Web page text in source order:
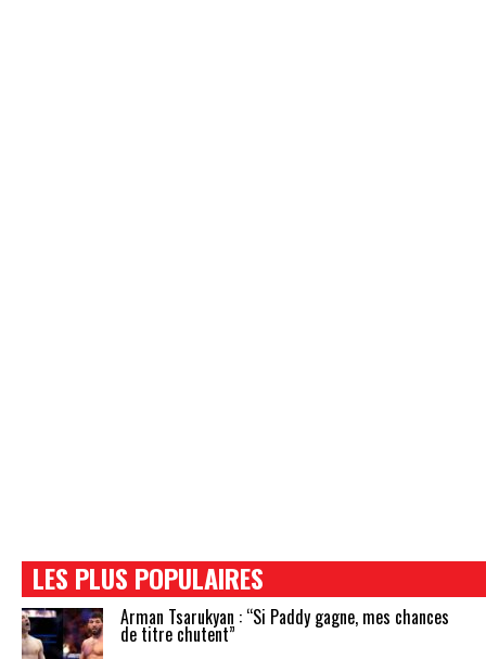
LES PLUS POPULAIRES
Arman Tsarukyan : “Si Paddy gagne, mes chances
de titre chutent”